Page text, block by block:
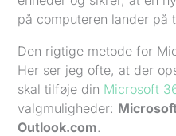
på computeren lander på
Den rigtige metode for
Her ser jeg ofte, at der
skal tilføje din Microsoft
valgmuligheder:
Outlook.com.